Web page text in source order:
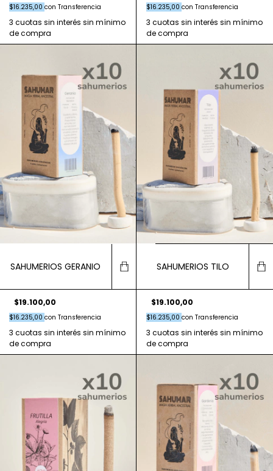
$16.235,00 con Transferencia $16.235,00 con Transferencia
SAHUMERIOS GERANIO
$19.100,00
$16.235,00 con Transferencia
SAHUMERIOS TILO
$19.100,00
$16.235,00 con Transferencia